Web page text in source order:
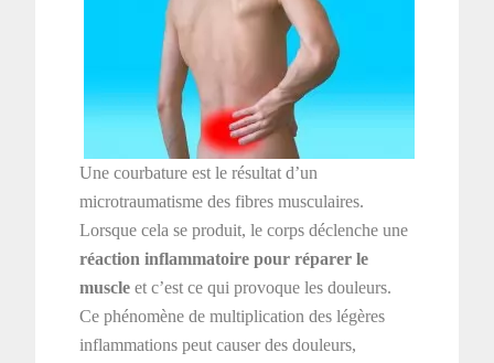
Une courbature est le résultat d’un
microtraumatisme des fibres musculaires.
Lorsque cela se produit, le corps déclenche une
réaction inflammatoire pour réparer le
muscle et c’est ce qui provoque les douleurs.
Ce phénomène de multiplication des légères
inflammations peut causer des douleurs,